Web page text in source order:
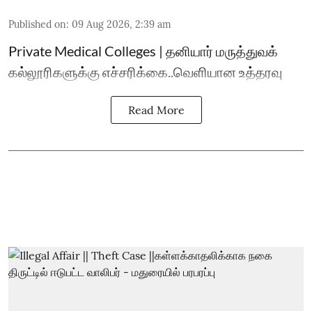
Published on: 09 Aug 2026, 2:39 am
Private Medical Colleges | தனியார் மருத்துவக்
கல்லூரிகளுக்கு எச்சரிக்கை..வெளியான உத்தரவு
Read More